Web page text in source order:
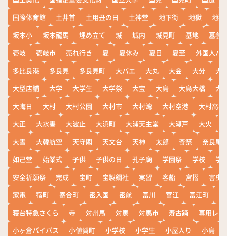
国際体育館
土井首 土用丑の日 土神堂 地下街 地獄
地獄
坂本小
坂本龍馬 埋め立て 城 城内 城見町 基地
墓参
壱岐
壱岐市 売れ行き 夏 夏休み 夏日 夏至
外国人バ
多比良港
多良見 多良見町 大バエ 大丸 大会 大分
大
大型店舗
大学 大学生 大学祭 大宝 大島 大島大橋
大
大晦日
大村 大村公園 大村市 大村湾 大村空港
大村高校
大正
大水害 大波止 大浜町 大浦天主堂 大瀬戸 大火
大雪
大韓航空 天守閣 天文台 天神 太郎 奇祭
奈良尾
如己堂
始業式 子供 子供の日 孔子廟 学園祭 学校
学
安全祈願祭
完成 宝町 宝製鋼社 実習 客船 宮摺
害虫
家電
宿町 寄合町 密入国 密航 富川 富江 富江町
寝台特急さくら
寺 対州馬 対馬 対馬市 寿古踊
専用レー
小ヶ倉バイパス
小値賀町 小学校 小学生 小屋入り 小島